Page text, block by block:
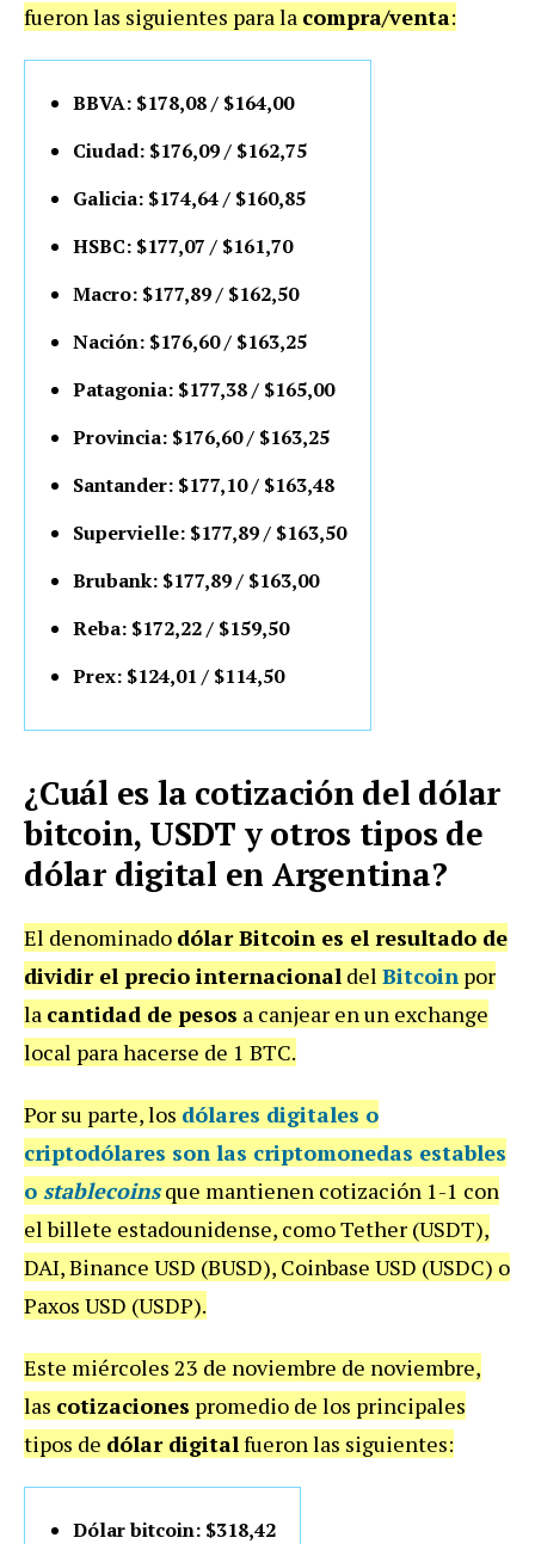
fueron las siguientes para la compra/venta:
BBVA: $178,08 / $164,00
Ciudad: $176,09 / $162,75
Galicia: $174,64 / $160,85
HSBC: $177,07 / $161,70
Macro: $177,89 / $162,50
Nación: $176,60 / $163,25
Patagonia: $177,38 / $165,00
Provincia: $176,60 / $163,25
Santander: $177,10 / $163,48
Supervielle: $177,89 / $163,50
Brubank: $177,89 / $163,00
Reba: $172,22 / $159,50
Prex: $124,01 / $114,50
¿Cuál es la cotización del dólar
bitcoin, USDT y otros tipos de
dólar digital en Argentina?
El denominado dólar Bitcoin es el resultado de
dividir el precio internacional del Bitcoin por
la cantidad de pesos a canjear en un exchange
local para hacerse de 1 BTC.
Por su parte, los dólares digitales o
criptodólares son las criptomonedas estables
o stablecoinsque mantienen cotización 1-1 con
el billete estadounidense, como Tether (USDT),
DAI, Binance USD (BUSD), Coinbase USD (USDC) o
Paxos USD (USDP).
Este miércoles 23 de noviembre de noviembre,
las cotizaciones promedio de los principales
tipos de dólar digitalfueron las siguientes:
Dólar bitcoin: $318,42